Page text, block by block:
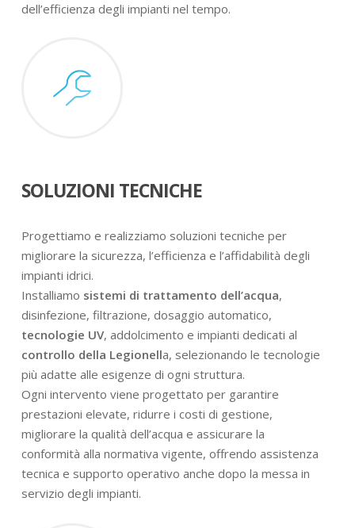
dell’efficienza degli impianti nel tempo.
SOLUZIONI TECNICHE
Progettiamo e realizziamo soluzioni tecniche per
migliorare la sicurezza, l’efficienza e l’affidabilità degli
impianti idrici.
Installiamo sistemi di trattamento dell’acqua,
disinfezione, filtrazione, dosaggio automatico,
tecnologie UV, addolcimento e impianti dedicati al
controllo della Legionella, selezionando le tecnologie
più adatte alle esigenze di ogni struttura.
Ogni intervento viene progettato per garantire
prestazioni elevate, ridurre i costi di gestione,
migliorare la qualità dell’acqua e assicurare la
conformità alla normativa vigente, offrendo assistenza
tecnica e supporto operativo anche dopo la messa in
servizio degli impianti.